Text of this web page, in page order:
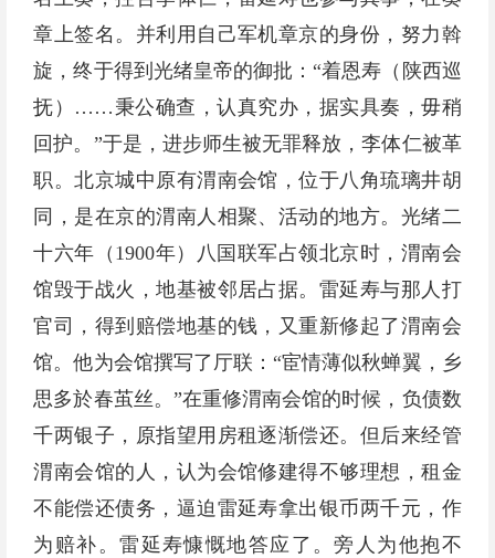
章上签名。并利用自己军机章京的身份，努力斡
旋，终于得到光绪皇帝的御批：“着恩寿（陕西巡
抚）……秉公确查，认真究办，据实具奏，毋稍
回护。”于是，进步师生被无罪释放，李体仁被革
职。北京城中原有渭南会馆，位于八角琉璃井胡
同，是在京的渭南人相聚、活动的地方。光绪二
十六年（1900年）八国联军占领北京时，渭南会
馆毁于战火，地基被邻居占据。雷延寿与那人打
官司，得到赔偿地基的钱，又重新修起了渭南会
馆。他为会馆撰写了厅联：“宦情薄似秋蝉翼，乡
思多於春茧丝。”在重修渭南会馆的时候，负债数
千两银子，原指望用房租逐渐偿还。但后来经管
渭南会馆的人，认为会馆修建得不够理想，租金
不能偿还债务，逼迫雷延寿拿出银币两千元，作
为赔补。雷延寿慷慨地答应了。旁人为他抱不